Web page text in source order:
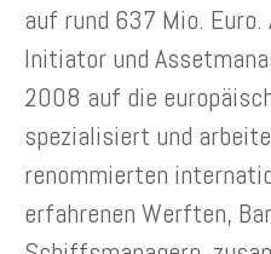
auf rund 637 Mio.
Initiator und
2008 auf die
spezialisiert und
renommierten
erfahrenen Werften,